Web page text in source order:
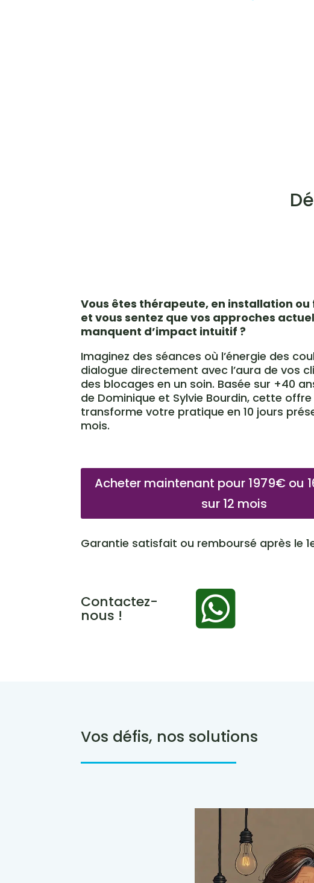
Vous êtes thérapeute, en installation
et vous sentez que vos approches
manquent d’impact intuitif ?
Imaginez des séances où l’énergie des
dialogue directement avec l’aura de vos
des blocages en un soin. Basée sur +40
de Dominique et Sylvie Bourdin, cette
transforme votre pratique en 10 jours
mois.
Acheter maintenant pour 1979€ ou
sur 12 mois
Garantie satisfait ou remboursé après le
Contactez-
nous ! 
Vos défis, nos solutions